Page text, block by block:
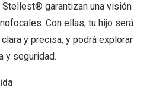
garantizan una visión
Con ellas, tu hijo será
y precisa, y podrá explorar
y seguridad.